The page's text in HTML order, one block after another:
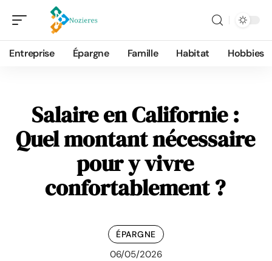
Entreprise Épargne Famille Habitat Hobbies
Salaire en Californie :
Quel montant nécessaire
pour y vivre
confortablement ?
ÉPARGNE
06/05/2026